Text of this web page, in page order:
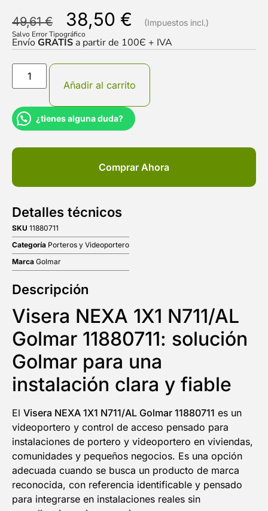
49,61€ 38,50 €
Salvo Error Tipográfico
EnvíoGRATIS a partir de 100Є + IVA
Añadir al carrito
¿tienes alguna duda?
Comprar Ahora
Detalles técnicos
SKU 11880711
Categoría Porteros y Videoportero
Marca Golmar
Descripción
Visera NEXA 1X1 N711/AL
Golmar 11880711: solución
Golmar para una
instalación clara y fiable
El Visera NEXA 1X1 N711/AL Golmar 11880711 es un
videoportero y control de acceso pensado para
instalaciones de portero y videoportero en viviendas,
comunidades y pequeños negocios. Es una opción
adecuada cuando se busca un producto de marca
reconocida, con referencia identificable y pensado
para integrarse en instalaciones reales sin